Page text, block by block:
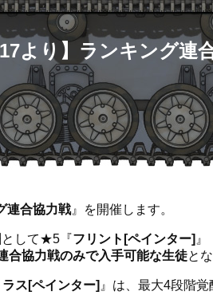
17より】ランキング連
連合協力戦』を開催します。
として★5『フリント[ペインター] 』
合協力戦のみで入手可能な生徒と
ラス[ペインター] 』は、最大4段階